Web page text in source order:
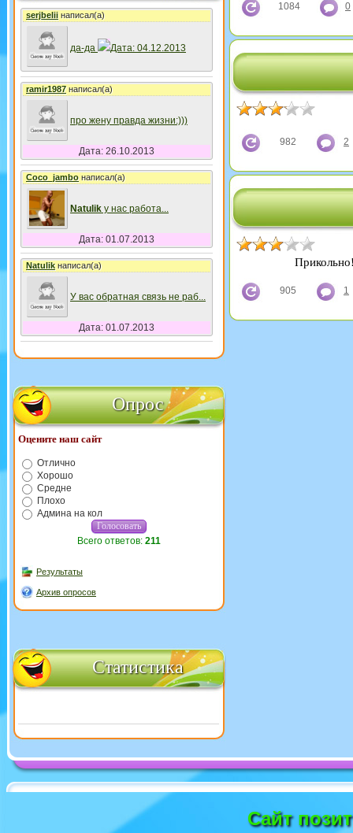
serjbeliiнаписал(а)
да-да Дата: 04.12.2013
ramir1987написал(а)
про жену правда жизни:)))
Дата: 26.10.2013
Coco_jambo написал(а)
Natulik у нас работа...
Дата: 01.07.2013
Natulikнаписал(а)
У вас обратная связь не раб...
Дата: 01.07.2013
Опрос
Оцените наш сайт
Отлично
Хорошо
Средне
Плохо
Админа на кол
Всего ответов: 211
Результаты
Архив опросов
Статистика
1084 0
982 2
905 1
Сайт